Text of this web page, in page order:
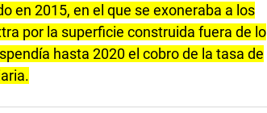
en 2015, en el que se exoneraba a los
por la superficie construida fuera de lo
hasta 2020 el cobro de la tasa de